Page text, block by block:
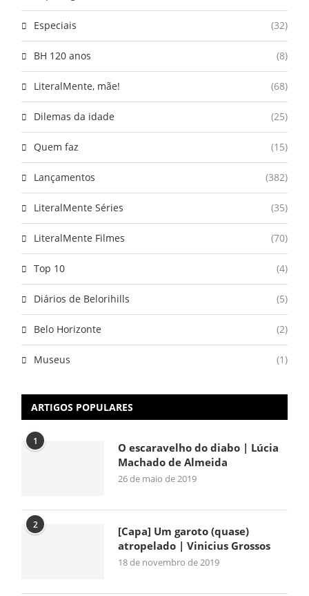
Especiais (32)
BH 120 anos (8)
LiteralMente, mãe! (68)
Dilemas da idade (25)
Quem faz (15)
Lançamentos (382)
LiteralMente Séries (35)
LiteralMente Filmes (70)
Top 10 (4)
Diários de Belorihills (5)
Belo Horizonte (2)
Museus (1)
ARTIGOS POPULARES
1
O escaravelho do diabo | Lúcia
Machado de Almeida
26 de maio de 2019
2
[Capa] Um garoto (quase)
atropelado | Vinicius Grossos
18 de novembro de 2019